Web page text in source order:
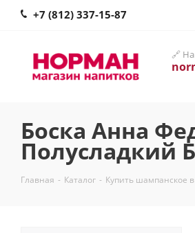
+7 (812) 337-15-87
🔗
Боска Анна
Полусладкий
Главная - Каталог - Купить шампанское